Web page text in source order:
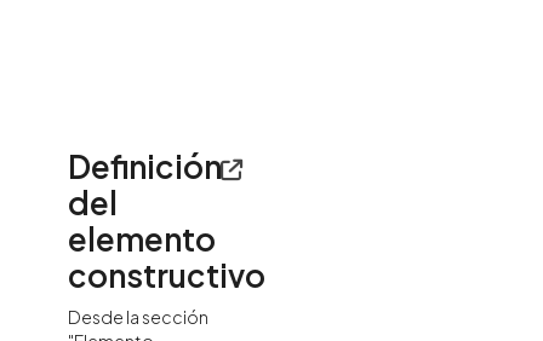
Definición
del
elemento
constructivo
Desde la sección